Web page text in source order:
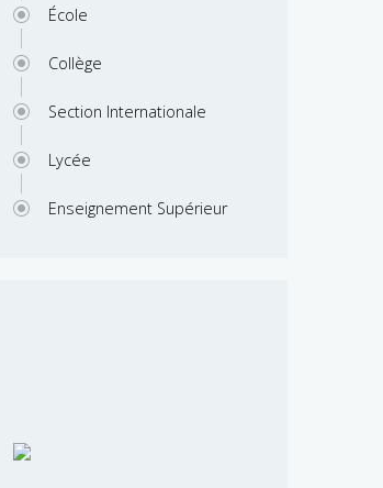
École
Collège
Section Internationale
Lycée
Enseignement Supérieur